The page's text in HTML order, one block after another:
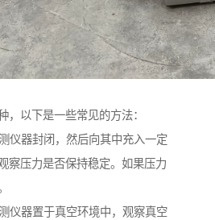
，以下是一些常见的方法：
仪器封闭，然后向其中充入一定
察压力是否保持稳定。如果压力
仪器置于真空环境中，观察真空